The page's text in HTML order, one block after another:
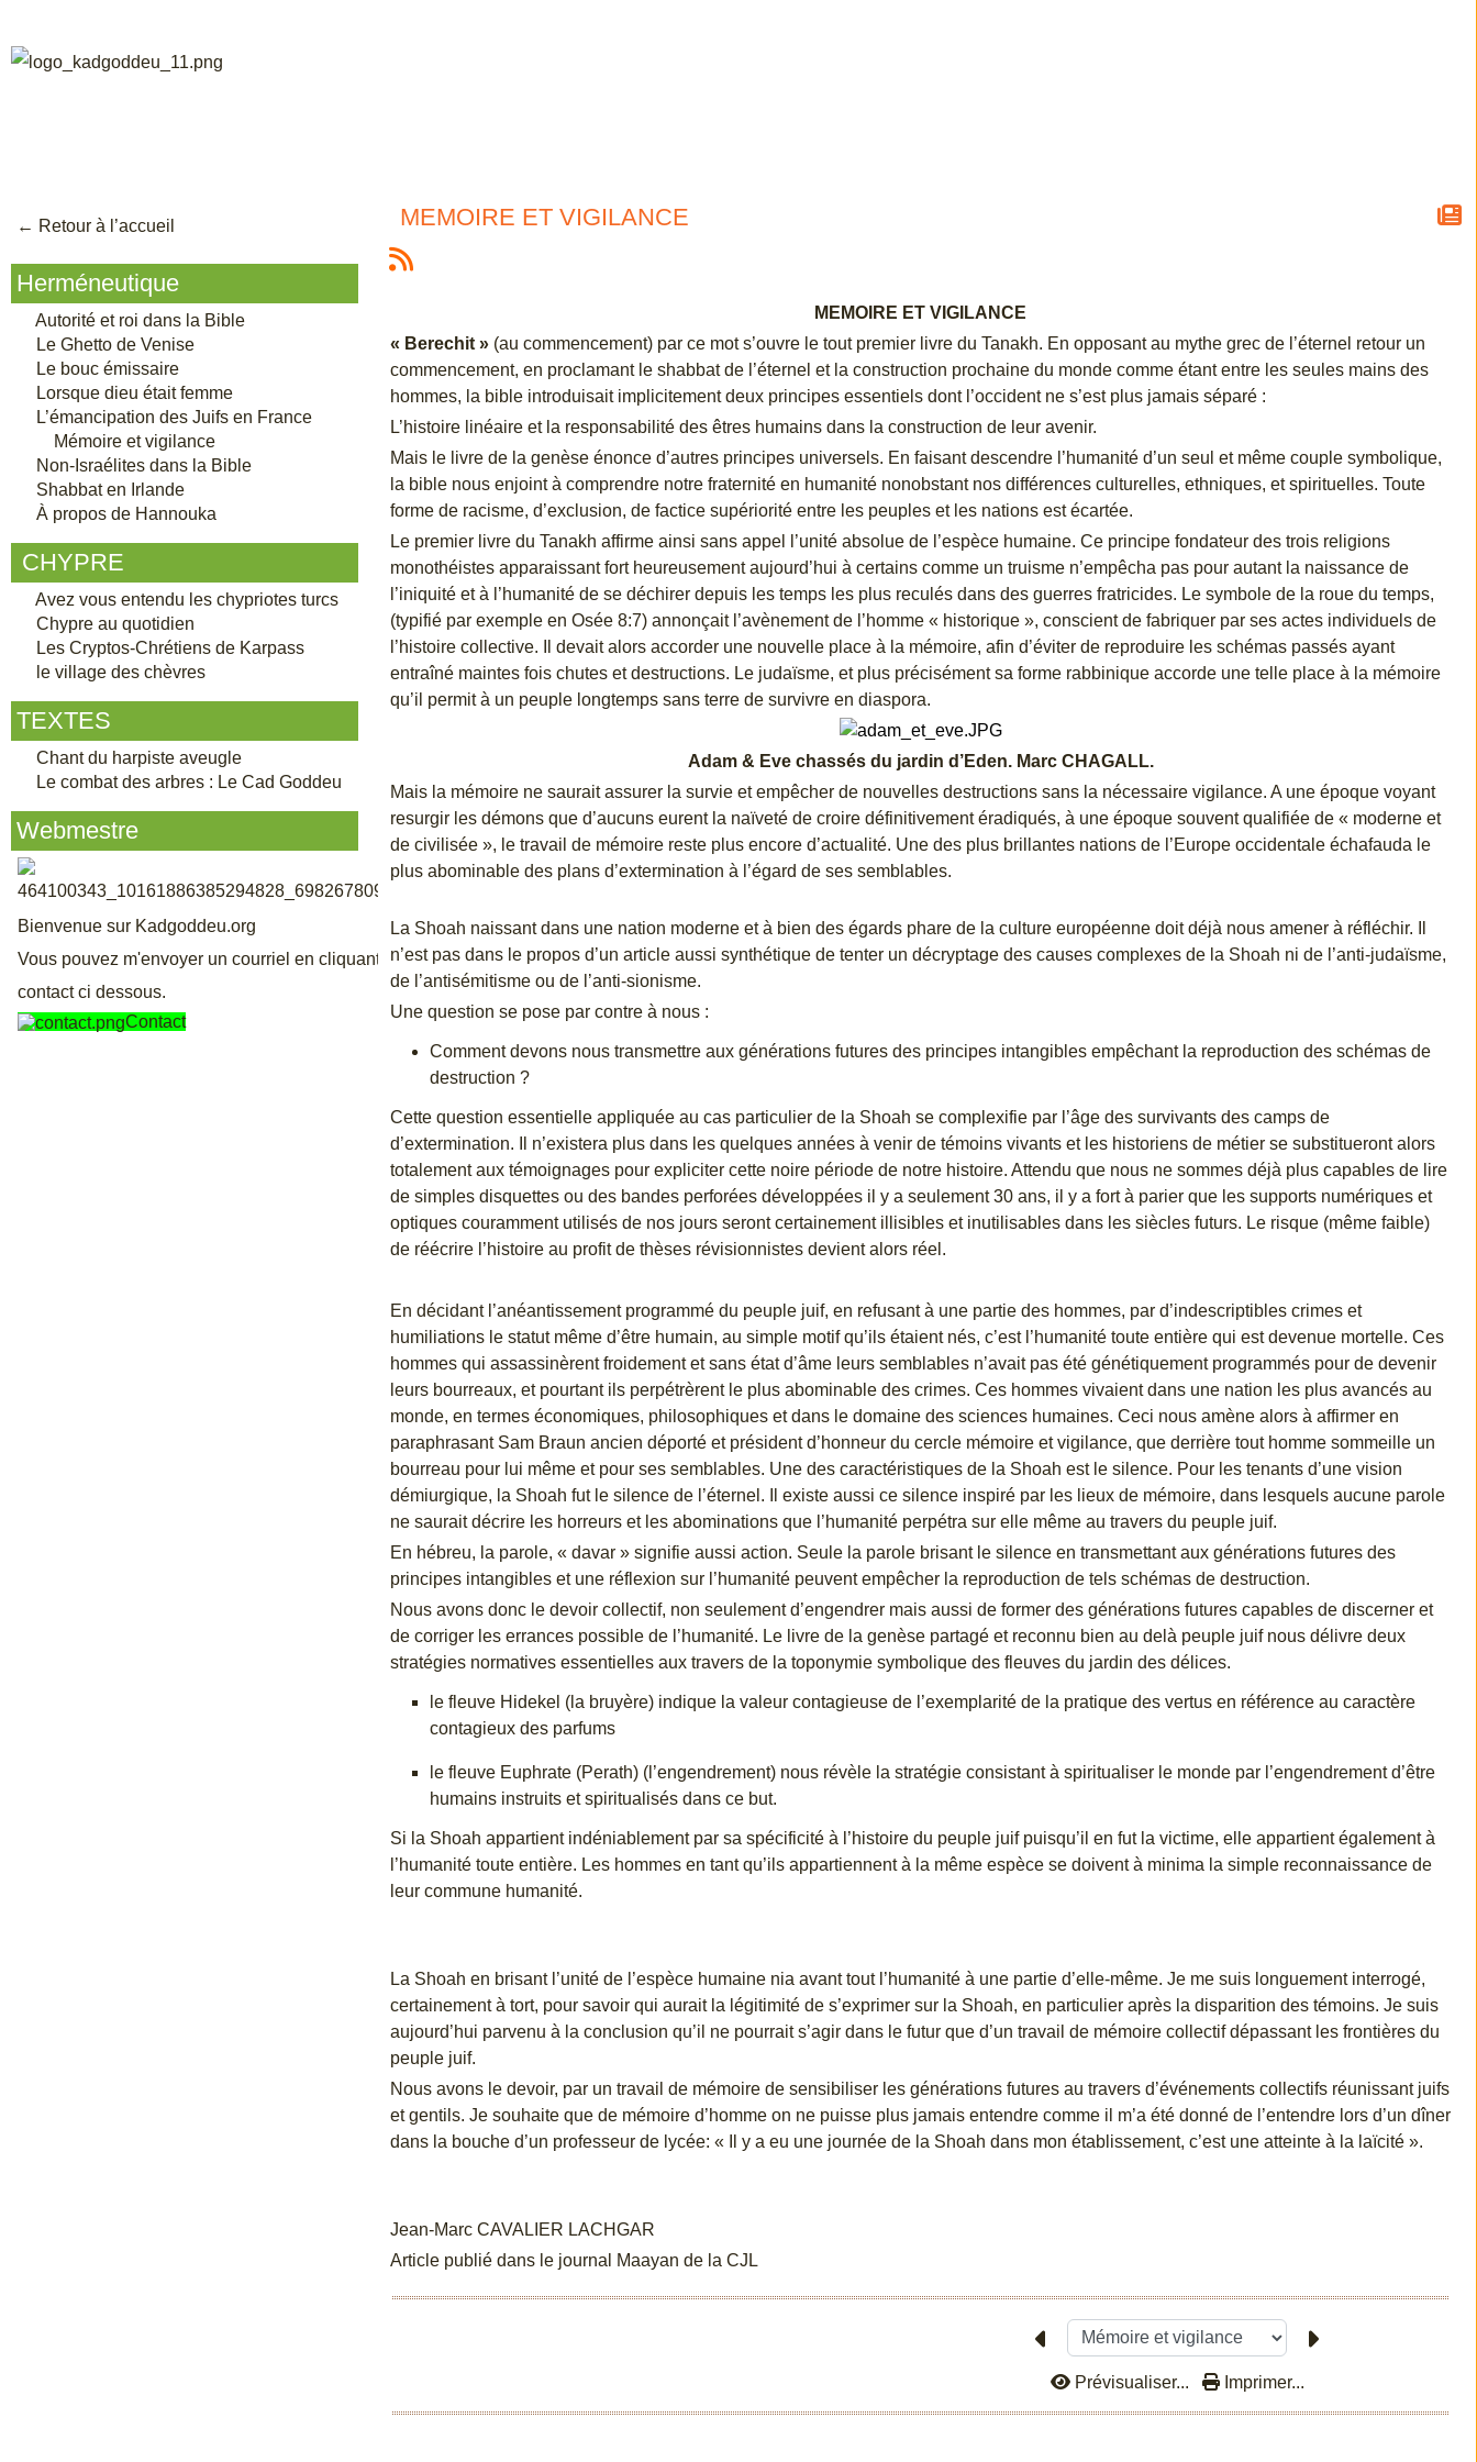
← Retour à l’accueil
Herméneutique
Autorité et roi dans la Bible
Le Ghetto de Venise
Le bouc émissaire
Lorsque dieu était femme
L’émancipation des Juifs en France
Mémoire et vigilance
Non-Israélites dans la Bible
Shabbat en Irlande
À propos de Hannouka
CHYPRE
Avez vous entendu les chypriotes turcs
Chypre au quotidien
Les Cryptos-Chrétiens de Karpass
le village des chèvres
TEXTES
Chant du harpiste aveugle
Le combat des arbres : Le Cad Goddeu
Webmestre
Bienvenue sur Kadgoddeu.org
Vous pouvez m'envoyer un courriel en cliquant sur le lien de
contact ci dessous.
Contact
MEMOIRE ET VIGILANCE
MEMOIRE ET VIGILANCE
« Berechit » (au commencement) par ce mot s’ouvre le tout premier livre du Tanakh. En opposant au mythe grec de l’éternel retour un
commencement, en proclamant le shabbat de l’éternel et la construction prochaine du monde comme étant entre les seules mains des
hommes, la bible introduisait implicitement deux principes essentiels dont l’occident ne s’est plus jamais séparé :
L’histoire linéaire et la responsabilité des êtres humains dans la construction de leur avenir.
Mais le livre de la genèse énonce d’autres principes universels. En faisant descendre l’humanité d’un seul et même couple symbolique,
la bible nous enjoint à comprendre notre fraternité en humanité nonobstant nos différences culturelles, ethniques, et spirituelles. Toute
forme de racisme, d’exclusion, de factice supériorité entre les peuples et les nations est écartée.
Le premier livre du Tanakh affirme ainsi sans appel l’unité absolue de l’espèce humaine. Ce principe fondateur des trois religions
monothéistes apparaissant fort heureusement aujourd’hui à certains comme un truisme n’empêcha pas pour autant la naissance de
l’iniquité et à l’humanité de se déchirer depuis les temps les plus reculés dans des guerres fratricides. Le symbole de la roue du temps,
(typifié par exemple en Osée 8:7) annonçait l’avènement de l’homme « historique », conscient de fabriquer par ses actes individuels de
l’histoire collective. Il devait alors accorder une nouvelle place à la mémoire, afin d’éviter de reproduire les schémas passés ayant
entraîné maintes fois chutes et destructions. Le judaïsme, et plus précisément sa forme rabbinique accorde une telle place à la mémoire
qu’il permit à un peuple longtemps sans terre de survivre en diaspora.
Adam & Eve chassés du jardin d’Eden. Marc CHAGALL.
Mais la mémoire ne saurait assurer la survie et empêcher de nouvelles destructions sans la nécessaire vigilance. A une époque voyant
resurgir les démons que d’aucuns eurent la naïveté de croire définitivement éradiqués, à une époque souvent qualifiée de « moderne et
de civilisée », le travail de mémoire reste plus encore d’actualité. Une des plus brillantes nations de l’Europe occidentale échafauda le
plus abominable des plans d’extermination à l’égard de ses semblables.
La Shoah naissant dans une nation moderne et à bien des égards phare de la culture européenne doit déjà nous amener à réfléchir. Il
n’est pas dans le propos d’un article aussi synthétique de tenter un décryptage des causes complexes de la Shoah ni de l’anti-judaïsme,
de l’antisémitisme ou de l’anti-sionisme.
Une question se pose par contre à nous :
Comment devons nous transmettre aux générations futures des principes intangibles empêchant la reproduction des schémas de
destruction ?
Cette question essentielle appliquée au cas particulier de la Shoah se complexifie par l’âge des survivants des camps de
d’extermination. Il n’existera plus dans les quelques années à venir de témoins vivants et les historiens de métier se substitueront alors
totalement aux témoignages pour expliciter cette noire période de notre histoire. Attendu que nous ne sommes déjà plus capables de lire
de simples disquettes ou des bandes perforées développées il y a seulement 30 ans, il y a fort à parier que les supports numériques et
optiques couramment utilisés de nos jours seront certainement illisibles et inutilisables dans les siècles futurs. Le risque (même faible)
de réécrire l’histoire au profit de thèses révisionnistes devient alors réel.
En décidant l’anéantissement programmé du peuple juif, en refusant à une partie des hommes, par d’indescriptibles crimes et
humiliations le statut même d’être humain, au simple motif qu’ils étaient nés, c’est l’humanité toute entière qui est devenue mortelle. Ces
hommes qui assassinèrent froidement et sans état d’âme leurs semblables n’avait pas été génétiquement programmés pour de devenir
leurs bourreaux, et pourtant ils perpétrèrent le plus abominable des crimes. Ces hommes vivaient dans une nation les plus avancés au
monde, en termes économiques, philosophiques et dans le domaine des sciences humaines. Ceci nous amène alors à affirmer en
paraphrasant Sam Braun ancien déporté et président d’honneur du cercle mémoire et vigilance, que derrière tout homme sommeille un
bourreau pour lui même et pour ses semblables. Une des caractéristiques de la Shoah est le silence. Pour les tenants d’une vision
démiurgique, la Shoah fut le silence de l’éternel. Il existe aussi ce silence inspiré par les lieux de mémoire, dans lesquels aucune parole
ne saurait décrire les horreurs et les abominations que l’humanité perpétra sur elle même au travers du peuple juif.
En hébreu, la parole, « davar » signifie aussi action. Seule la parole brisant le silence en transmettant aux générations futures des
principes intangibles et une réflexion sur l’humanité peuvent empêcher la reproduction de tels schémas de destruction.
Nous avons donc le devoir collectif, non seulement d’engendrer mais aussi de former des générations futures capables de discerner et
de corriger les errances possible de l’humanité. Le livre de la genèse partagé et reconnu bien au delà peuple juif nous délivre deux
stratégies normatives essentielles aux travers de la toponymie symbolique des fleuves du jardin des délices.
le fleuve Hidekel (la bruyère) indique la valeur contagieuse de l’exemplarité de la pratique des vertus en référence au caractère
contagieux des parfums
le fleuve Euphrate (Perath) (l’engendrement) nous révèle la stratégie consistant à spiritualiser le monde par l’engendrement d’être
humains instruits et spiritualisés dans ce but.
Si la Shoah appartient indéniablement par sa spécificité à l’histoire du peuple juif puisqu’il en fut la victime, elle appartient également à
l’humanité toute entière. Les hommes en tant qu’ils appartiennent à la même espèce se doivent à minima la simple reconnaissance de
leur commune humanité.
La Shoah en brisant l’unité de l’espèce humaine nia avant tout l’humanité à une partie d’elle-même. Je me suis longuement interrogé,
certainement à tort, pour savoir qui aurait la légitimité de s’exprimer sur la Shoah, en particulier après la disparition des témoins. Je suis
aujourd’hui parvenu à la conclusion qu’il ne pourrait s’agir dans le futur que d’un travail de mémoire collectif dépassant les frontières du
peuple juif.
Nous avons le devoir, par un travail de mémoire de sensibiliser les générations futures au travers d’événements collectifs réunissant juifs
et gentils. Je souhaite que de mémoire d’homme on ne puisse plus jamais entendre comme il m’a été donné de l’entendre lors d’un dîner
dans la bouche d’un professeur de lycée: « Il y a eu une journée de la Shoah dans mon établissement, c’est une atteinte à la laïcité ».
Jean-Marc CAVALIER LACHGAR
Article publié dans le journal Maayan de la CJL
Prévisualiser... Imprimer...